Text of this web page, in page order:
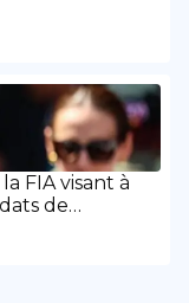
FIA visant à
de